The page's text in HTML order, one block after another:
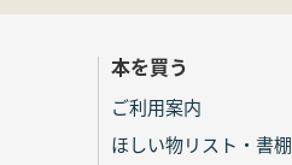
本を買う
ご利用案内
ほしい物リスト・書棚